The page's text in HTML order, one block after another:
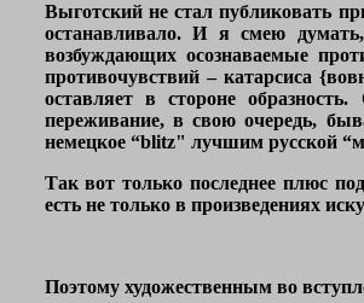
Выготский не стал публиковать
останавливало. И я смею
возбуждающих осознаваемые
противочувствий – катарсиса
оставляет в стороне
переживание, в свою очередь,
немецкое “blitz" лучшим русской
Так вот только последнее плюс
есть не только в произведениях
Поэтому художественным во